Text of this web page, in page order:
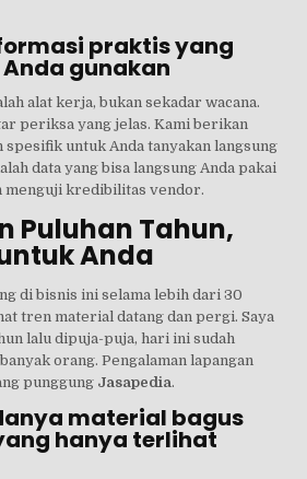
praktis yang
gunakan
alat kerja, bukan sekadar wacana.
periksa yang jelas. Kami berikan
spesifik untuk Anda tanyakan langsung
data yang bisa langsung Anda pakai
menguji kredibilitas vendor.
Puluhan Tahun,
Anda
di bisnis ini selama lebih dari 30
tren material datang dan pergi. Saya
lalu dipuja-puja, hari ini sudah
orang. Pengalaman lapangan
punggung Jasapedia.
material bagus
hanya terlihat